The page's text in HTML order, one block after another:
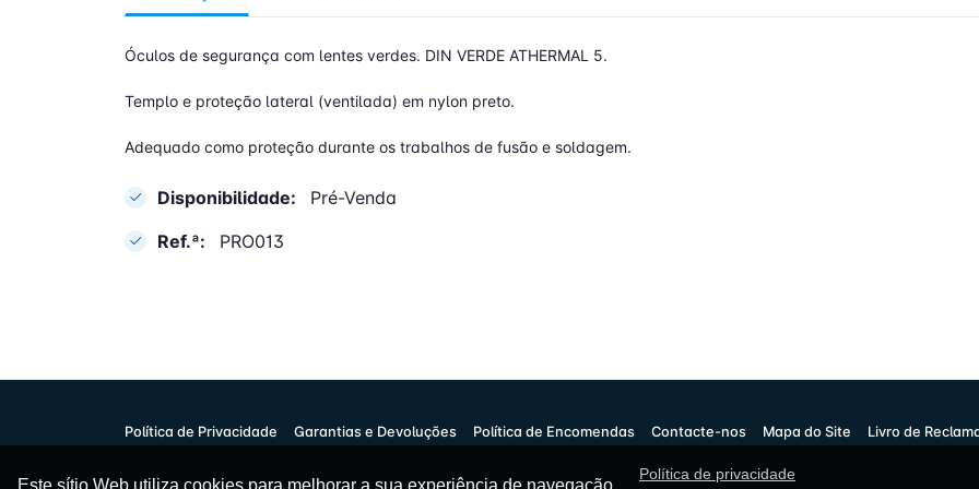
Óculos de segurança com lentes verdes. DIN VERDE ATHERMAL 5.
Templo e proteção lateral (ventilada) em nylon preto.
Adequado como proteção durante os trabalhos de fusão e soldagem.
Disponibilidade:
Pré-Venda
Ref.ª:
PRO013
Política de Privacidade Garantias e Devoluções Política de Encomendas Contacte-nos Mapa do Site Livro de
Este sítio Web utiliza cookies para melhorar a sua experiência de navegação
Política de privacidade